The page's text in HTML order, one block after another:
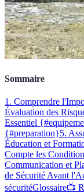
Sommaire
1. Comprendre
Évaluation des
Essentiel
{#preparation}5.
Éducation et
Compte les
Communication et
de Sécurité Avant
sécuritéGlossaire📺